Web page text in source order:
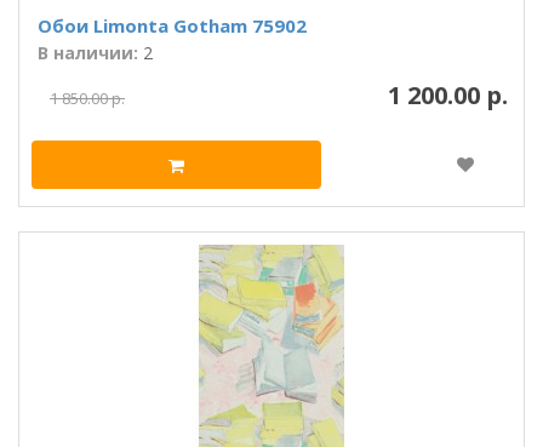
Обои Limonta Gotham 75902
В наличии: 2
1 200.00 р.
1 850.00 р.